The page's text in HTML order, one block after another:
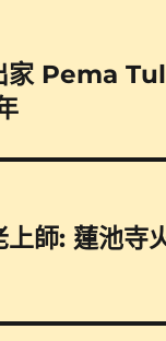
家 Pema
上師: 蓮池寺